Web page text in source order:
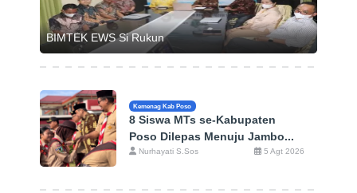
BIMTEK EWS Si Rukun
Kemenag Kab Poso
8 Siswa MTs se-Kabupaten
Poso Dilepas Menuju Jambo...
Nurhayati S.Sos 5 Agt 2026